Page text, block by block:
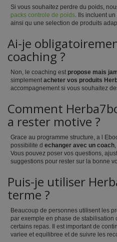
Si vous souhaitez perdre du poids,
packs controle de poids. Ils incluent un
ainsi qu une selection de produits
Ai-je
coaching ?
Non, le coaching est propose mais
simplement acheter vos produits
accompagnement si vous souhaitez
Comment
a rester motive ?
Grace au programme structure, a l
possibilite d echanger avec un coach
Vous pouvez poser vos questions,
suggestions pour rester sur la bonne
Puis-je utiliser
terme ?
Beaucoup de personnes utilisent les
par exemple en phase de
certains repas. Il est important de
variee et equilibree et de suivre les